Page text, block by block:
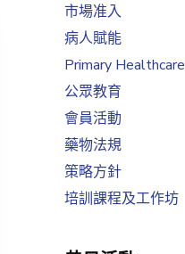
市場准入
病人賦能
Primary Healthcare
公眾教育
會員活動
藥物法規
策略方針
培訓課程及工作坊